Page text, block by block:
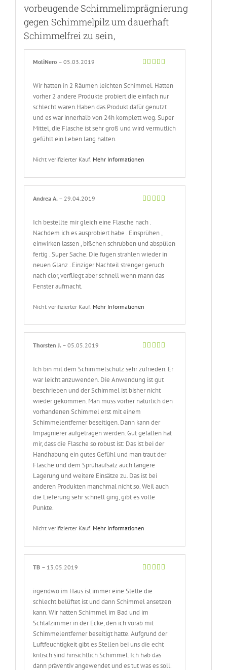
vorbeugende Schimmelimprägnierung
gegen Schimmelpilz um dauerhaft
Schimmelfrei zu sein,
MoliNero – 05.03.2019
Wir hatten in 2 Räumen leichten Schimmel. Hatten
vorher 2 andere Produkte probiert die einfach nur
schlecht waren.Haben das Produkt dafür genutzt
und es war innerhalb von 24h komplett weg. Super
Mittel, die Flasche ist sehr groß und wird vermutlich
gefühlt ein Leben lang halten.
Nicht verifizierter Kauf. Mehr Informationen
5
Andrea A. – 29.04.2019
Ich bestellte mir gleich eine Flasche nach .
Nachdem ich es ausprobiert habe . Einsprühen ,
einwirken lassen , bißchen schrubben und abspülen
fertig . Super Sache. Die fugen strahlen wieder in
neuen Glanz . Einziger Nachteil strenger geruch
nach clor, verfliegt aber schnell wenn mann das
Fenster aufmacht.
Nicht verifizierter Kauf. Mehr Informationen
Thorsten J. – 05.05.2019
Ich bin mit dem Schimmelschutz sehr zufrieden. Er
war leicht anzuwenden. Die Anwendung ist gut
beschrieben und der Schimmel ist bisher nicht
wieder gekommen. Man muss vorher natürlich den
vorhandenen Schimmel erst mit einem
Schimmelentferner beseitigen. Dann kann der
Impägnierer aufgetragen werden. Gut gefallen hat
mir, dass die Flasche so robust ist: Das ist bei der
Handhabung ein gutes Gefühl und man traut der
Flasche und dem Sprühaufsatz auch längere
Lagerung und weitere Einsätze zu. Das ist bei
anderen Produkten manchmal nicht so. Weil auch
die Lieferung sehr schnell ging, gibt es volle
Punkte.
Nicht verifizierter Kauf. Mehr Informationen
TB – 13.05.2019
irgendwo im Haus ist immer eine Stelle die
schlecht belüftet ist und dann Schimmel ansetzen
kann. Wir hatten Schimmel im Bad und im
Schlafzimmer in der Ecke, den ich vorab mit
Schimmelentferner beseitigt hatte. Aufgrund der
Luftfeuchtigkeit gibt es Stellen bei uns die echt
kritisch sind hinsichtlich Schimmel. Ich hab das
dann präventiv angewendet und es tut was es soll.